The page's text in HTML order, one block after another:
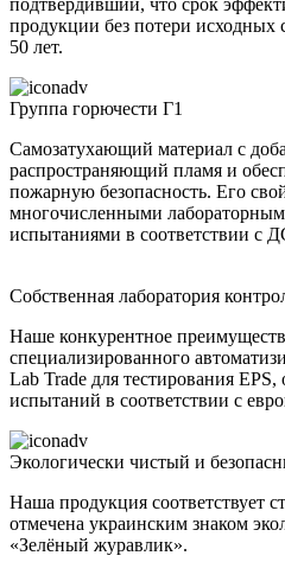
продукции без потери исходных
50 лет.
Группа горючести Г1
Самозатухающий материал с
распространяющий пламя и
пожарную безопасность. Его
многочисленными
испытаниями в соответствии с
Собственная лаборатория
Наше конкурентное
специализированного
Lab Trade для тестирования
испытаний в соответствии с
Экологически чистый и
Наша продукция соответствует
отмечена украинским знаком
«Зелёный журавлик».